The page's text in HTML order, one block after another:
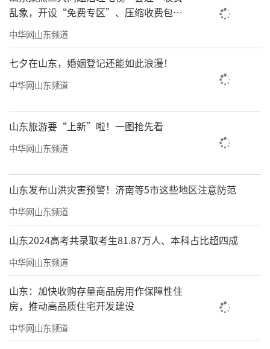
乱象，开设“免费专区”、压缩收费包比
例70%以上
中华网山东频道
七夕在山东，婚姻登记还能如此浪漫！
中华网山东频道
山东旅游要“上新”啦！一图抢先看
中华网山东频道
山东发布山洪灾害预警！济南等5市这些地区注意防范
中华网山东频道
山东2024高考共录取考生81.87万人、本科占比超四成
中华网山东频道
山东：加快收购存量商品房用作保障性住
房，推动高品质住宅开发建设
中华网山东频道